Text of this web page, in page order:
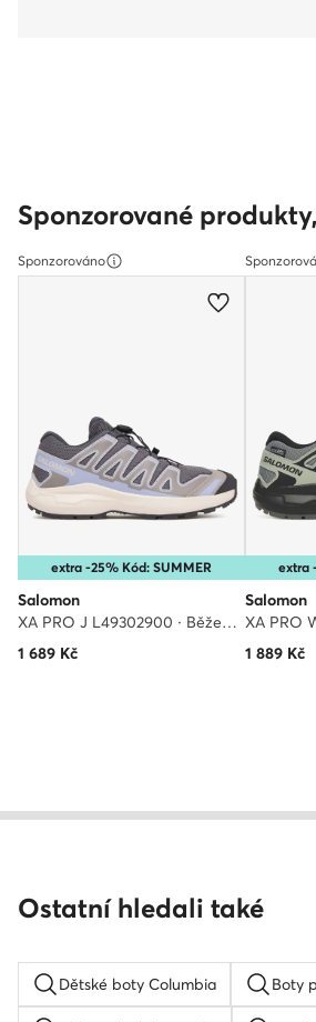
Sponzorované
Sponzorováno
extra -25% Kód: SUMMER
Salomon
XA PRO J L49302900 · Běžecké boty
1 689 Kč
extra
Salomon
1 889 Kč
Ostatní hledali také
Dětské boty Columbia Boty